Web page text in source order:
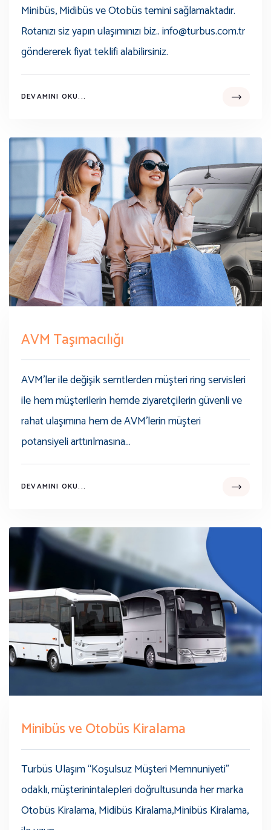
Minibüs, Midibüs ve Otobüs temini sağlamaktadır.
Rotanızı siz yapın ulaşımınızı biz.. info@turbus.com.tr
göndererek fiyat teklifi alabilirsiniz.
DEVAMINI OKU...
AVM Taşımacılığı
AVM’ler ile değişik semtlerden müşteri ring servisleri
ile hem müşterilerin hemde ziyaretçilerin güvenli ve
rahat ulaşımına hem de AVM’lerin müşteri
potansiyeli arttırılmasına...
DEVAMINI OKU...
Minibüs ve Otobüs Kiralama
Turbüs Ulaşım “Koşulsuz Müşteri Memnuniyeti”
odaklı, müşterinintalepleri doğrultusunda her marka
Otobüs Kiralama, Midibüs Kiralama,Minibüs Kiralama,